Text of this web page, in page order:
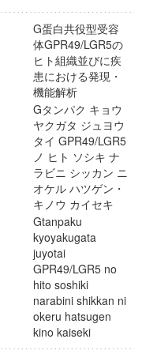
G蛋白共役型受容
体GPR49/LGR5の
ヒト組織並びに疾
患における発現・
機能解析
Gタンパク キョウ
ヤクガタ ジュヨウ
タイ GPR49/LGR5
ノ ヒト ソシキ ナ
ラビニ シッカン ニ
オケル ハツゲン・
キノウ カイセキ
Gtanpaku
kyoyakugata
juyotai
GPR49/LGR5 no
hito soshiki
narabini shikkan ni
okeru hatsugen
kino kaiseki